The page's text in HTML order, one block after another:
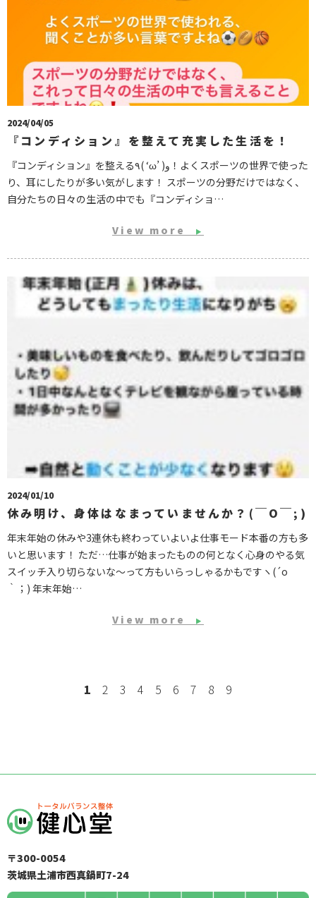
2024/04/05
『コンディション』を整えて充実した生活を！
『コンディション』を整える٩( ‘ω’ )و！よくスポーツの世界で使った
り、耳にしたりが多い気がします！ スポーツの分野だけではなく、
自分たちの日々の生活の中でも『コンディショ…
View more ▶
2024/01/10
休み明け、身体はなまっていませんか？(￣O￣;)
年末年始の休みや3連休も終わっていよいよ仕事モード本番の方も多
いと思います！ ただ…仕事が始まったものの何となく心身のやる気
スイッチ入り切らないな〜って方もいらっしゃるかもですヽ(´o
｀；) 年末年始…
View more ▶
1 2 3 4 5 6 7 8 9
〒300-0054
茨城県土浦市西真鍋町7-24